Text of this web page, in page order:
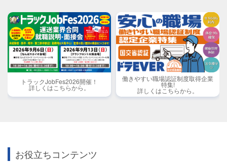
トラックJobFes2026開催！
詳しくはこちらから。
働きやすい職場認証制度取得企業
特集!
詳しくはこちらから。
お役立ちコンテンツ